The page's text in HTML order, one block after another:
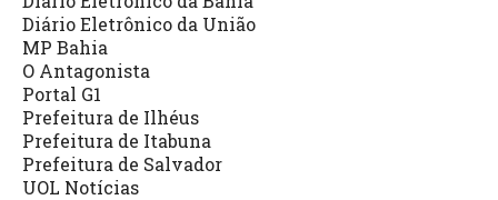
Diário Eletrônico da União
MP Bahia
O Antagonista
Portal G1
Prefeitura de Ilhéus
Prefeitura de Itabuna
Prefeitura de Salvador
UOL Notícias